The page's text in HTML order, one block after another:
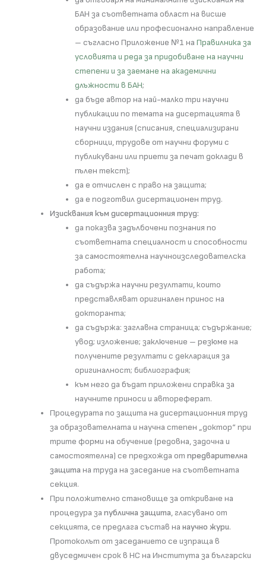
БАН за съответната област на висше
образование или професионално направление
– съгласно Приложение №1 на Правилника за
условията и реда за придобиване на научни
степени и за заемане на академични
длъжности в БАН;
да бъде автор на най-малко три научни
публикации по темата на дисертацията в
научни издания (списания, специализирани
сборници, трудове от научни форуми с
публикувани или приети за печат доклади в
пълен текст);
да е отчислен с право на защита;
да е подготвил дисертационен труд.
Изисквания към дисертационния труд:
да показва задълбочени познания по
съответната специалност и способности
за самостоятелна научноизследователска
работа;
да съдържа научни резултати, които
представляват оригинален принос на
докторанта;
да съдържа: заглавна страница; съдържание;
увод; изложение; заключение – резюме на
получените резултати с декларация за
оригиналност; библиография;
към него да бъдат приложени справка за
научните приноси и автореферат.
Процедурата по защита на дисертационния труд
за образователната и научна степен „доктор“ при
трите форми на обучение (редовна, задочна и
самостоятелна) се предхожда от предварителна
защита на труда на заседание на съответната
секция.
При положително становище за откриване на
процедура за публична защита, гласувано от
секцията, се предлага състав на научно жури.
Протоколът от заседанието се изпраща в
двуседмичен срок в НС на Института за български